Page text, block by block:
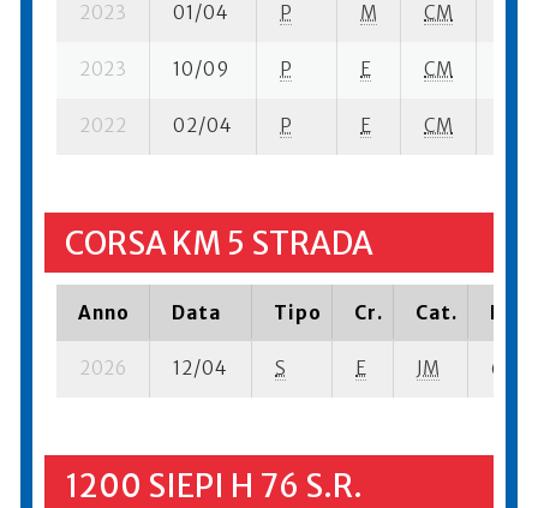
2023 01/04 P M CM
2023 10/09 P E CM
2022 02/04 P E CM
CORSA KM 5 STRADA
Anno Data Tipo Cr. Cat.
2026 12/04 S E JM 61
1200 SIEPI H 76 S.R.